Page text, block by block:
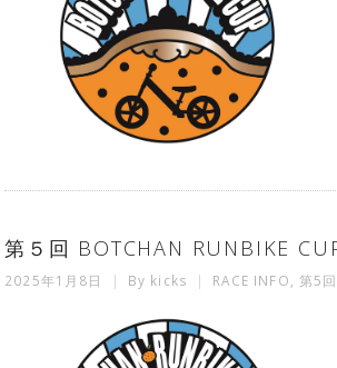
第５回 BOTCHAN RUNBIKE
2025年1月8日 By kicks RACE INFO ,第5